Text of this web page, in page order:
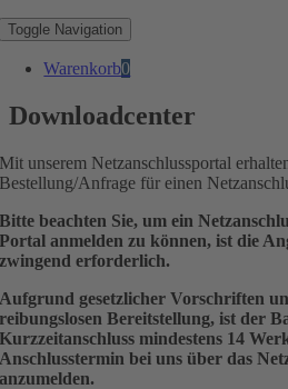
Toggle Navigation
Warenkorb0
Downloadcenter
Mit unserem Netzanschlussportal
Bestellung/Anfrage für einen
Bitte beachten Sie, um ein
Portal anmelden zu können, ist die
zwingend erforderlich.
Aufgrund gesetzlicher Vorschriften
reibungslosen Bereitstellung, ist der
Kurzzeitanschluss mindestens 14
Anschlusstermin bei uns über das
anzumelden.